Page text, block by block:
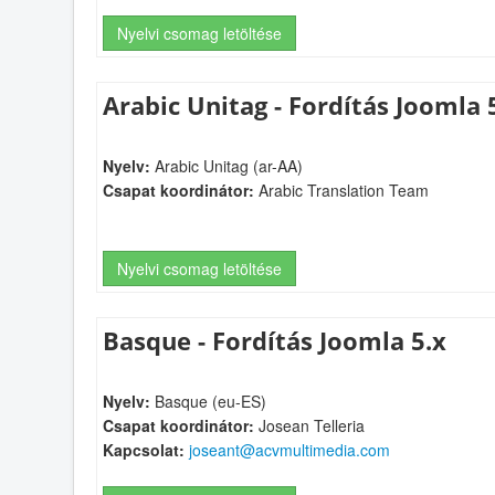
Nyelvi csomag letöltése
Arabic Unitag - Fordítás Joomla
Nyelv: Arabic Unitag (ar-AA)
Csapat koordinátor: Arabic Translation Team
Nyelvi csomag letöltése
Basque - Fordítás Joomla 5.x
Nyelv: Basque (eu-ES)
Csapat koordinátor: Josean Telleria
Kapcsolat: joseant@acvmultimedia.com